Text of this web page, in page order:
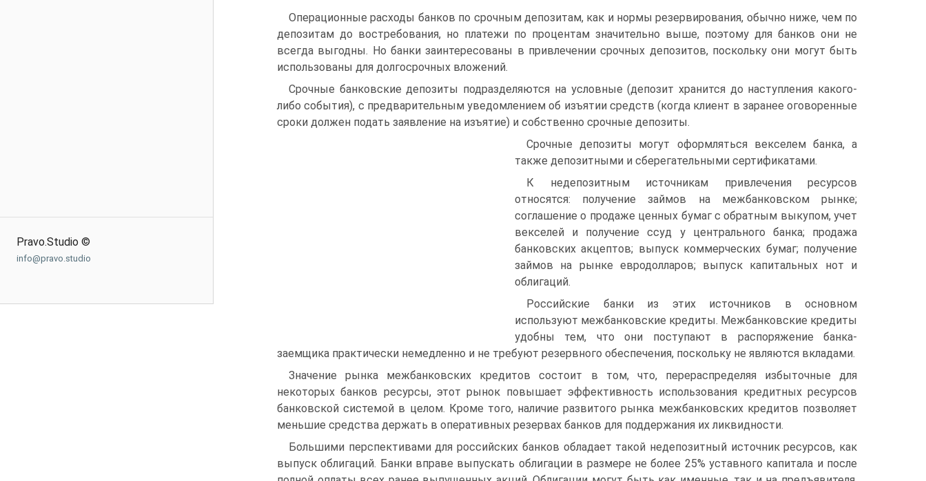
Pravo.Studio ©
info@pravo.studio
Операционные расходы банков по срочным депозитам, как и нормы резервирования, обычно ниже, чем по
депозитам до востребования, но платежи по процентам значительно выше, поэтому для банков они не
всегда выгодны. Но банки заинтересованы в привлечении срочных депозитов, поскольку они могут быть
использованы для долгосрочных вложений.
Срочные банковские депозиты подразделяются на условные (депозит хранится до наступления какого-
либо события), с предварительным уведомлением об изъятии средств (когда клиент в заранее оговоренные
сроки должен подать заявление на изъятие) и собственно срочные депозиты.
Срочные депозиты могут оформляться векселем банка, а
также депозитными и сберегательными сертификатами.
К недепозитным источникам привлечения ресурсов
относятся: получение займов на межбанковском рынке;
соглашение о продаже ценных бумаг с обратным выкупом, учет
векселей и получение ссуд у центрального банка; продажа
банковских акцептов; выпуск коммерческих бумаг; получение
займов на рынке евродолларов; выпуск капитальных нот и
облигаций.
Российские банки из этих источников в основном
используют межбанковские кредиты. Межбанковские кредиты
удобны тем, что они поступают в распоряжение банка-
заемщика практически немедленно и не требуют резервного обеспечения, поскольку не являются вкладами.
Значение рынка межбанковских кредитов состоит в том, что, перераспределяя избыточные для
некоторых банков ресурсы, этот рынок повышает эффективность использования кредитных ресурсов
банковской системой в целом. Кроме того, наличие развитого рынка межбанковских кредитов позволяет
меньшие средства держать в оперативных резервах банков для поддержания их ликвидности.
Большими перспективами для российских банков обладает такой недепозитный источник ресурсов, как
выпуск облигаций. Банки вправе выпускать облигации в размере не более 25% уставного капитала и после